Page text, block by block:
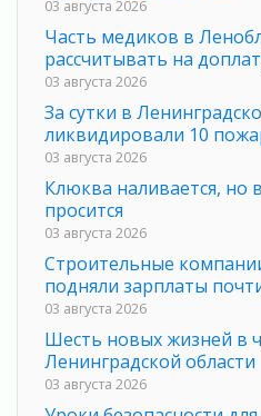
03 августа 2026
Часть медиков в
рассчитывать на
03 августа 2026
За сутки в
ликвидировали 10
03 августа 2026
Клюква наливается, но
просится
03 августа 2026
Строительные
подняли зарплаты
03 августа 2026
Шесть новых жизней в
Ленинградской области
03 августа 2026